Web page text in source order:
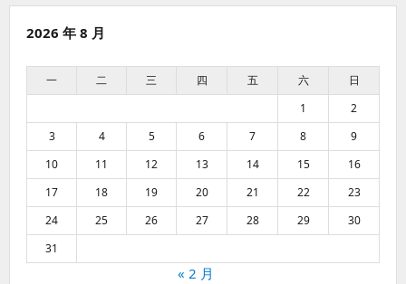
2026 年 8 月
一 二 三 四 五 六
日
1
2
3
4 5 6 7 8
9
10
11 12 13 14 15
16
17
18 19 20 21 22
23
24
25 26 27 28 29
30
31
« 2 月